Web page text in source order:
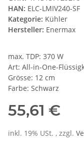
HAN: ELC-LMIV240-SF
Kategorie: Kühler
Hersteller: Enermax
max. TDP: 370 W
Art: All-in-One-
Grösse: 12 cm
Farbe: Schwarz
55,61 €
inkl. 19% USt. , zzgl.